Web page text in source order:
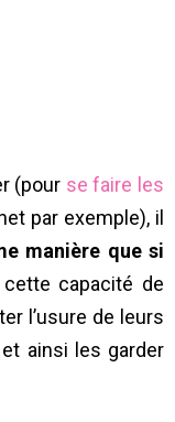
(pour se faire les
par exemple), il
manière que si
capacité de
l’usure de leurs
ainsi les garder